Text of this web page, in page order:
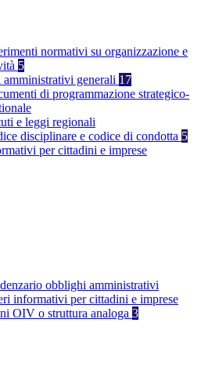
normativi su organizzazione e
5
generali 17
di programmazione strategico-
e leggi regionali
disciplinare e codice di condotta 5
per cittadini e imprese
obblighi amministrativi
informativi per cittadini e imprese
OIV o struttura analoga 3